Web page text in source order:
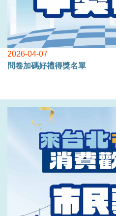
2026-04-07
問卷加碼好禮得獎名單